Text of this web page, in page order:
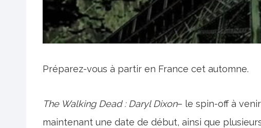
Préparez-vous à partir en France cet automne.
The Walking Dead : Daryl Dixon– le spin-off à
maintenant une date de début, ainsi que